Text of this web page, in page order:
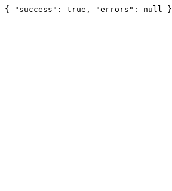
{ "success": true, "errors": null }